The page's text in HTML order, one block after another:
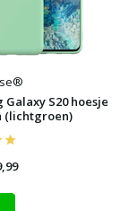
Galaxy S20 hoesje
(lichtgroen)